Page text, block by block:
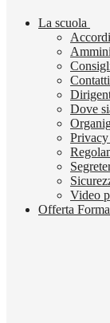
La scuola
Contatti
Dove
Video
Offerta